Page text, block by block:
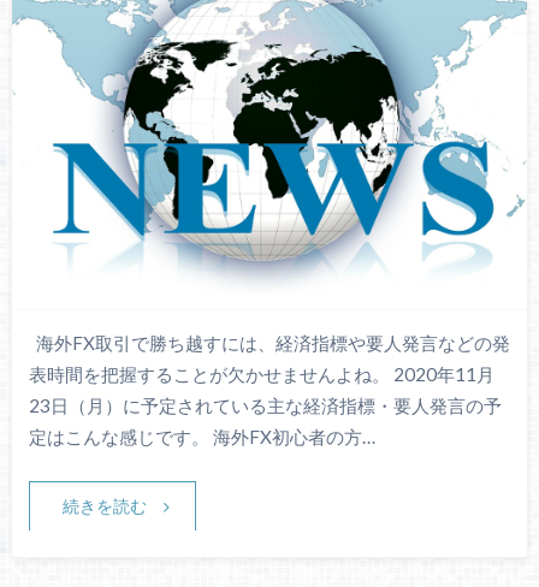
海外FX取引で勝ち越すには、経済指標や要人発言などの発
表時間を把握することが欠かせませんよね。 2020年11月
23日（月）に予定されている主な経済指標・要人発言の予
定はこんな感じです。 海外FX初心者の方…
続きを読む